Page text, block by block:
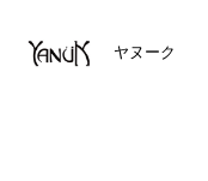
ヤヌーク